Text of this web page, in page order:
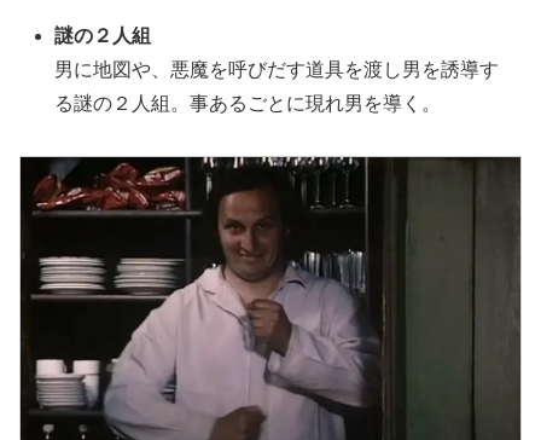
謎の２人組
男に地図や、悪魔を呼びだす道具を渡し男を誘導す
る謎の２人組。事あるごとに現れ男を導く。